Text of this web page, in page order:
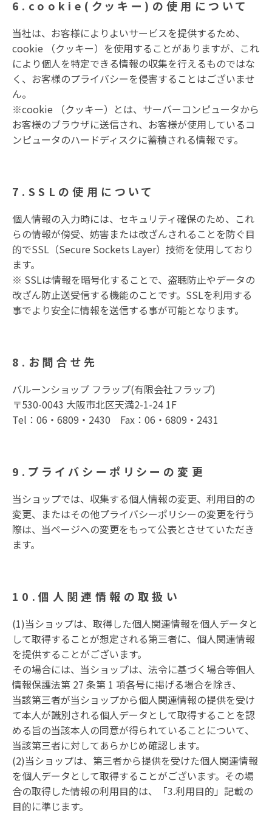
6.cookie(クッキー)の使用について
当社は、お客様によりよいサービスを提供するため、
cookie （クッキー）を使用することがありますが、これ
により個人を特定できる情報の収集を行えるものではな
く、お客様のプライバシーを侵害することはございませ
ん。
※cookie （クッキー）とは、サーバーコンピュータから
お客様のブラウザに送信され、お客様が使用しているコ
ンピュータのハードディスクに蓄積される情報です。
7.SSLの使用について
個人情報の入力時には、セキュリティ確保のため、これ
らの情報が傍受、妨害または改ざんされることを防ぐ目
的でSSL（Secure Sockets Layer）技術を使用しており
ます。
※ SSLは情報を暗号化することで、盗聴防止やデータの
改ざん防止送受信する機能のことです。SSLを利用する
事でより安全に情報を送信する事が可能となります。
8.お問合せ先
バルーンショップ フラップ(有限会社フラップ)
〒530-0043 大阪市北区天満2-1-24 1F
Tel：06・6809・2430 Fax：06・6809・2431
9.プライバシーポリシーの変更
当ショップでは、収集する個人情報の変更、利用目的の
変更、またはその他プライバシーポリシーの変更を行う
際は、当ページへの変更をもって公表とさせていただき
ます。
10.個人関連情報の取扱い
(1)当ショップは、取得した個人関連情報を個人データと
して取得することが想定される第三者に、個人関連情報
を提供することがございます。
その場合には、当ショップは、法令に基づく場合等個人
情報保護法第 27 条第 1 項各号に掲げる場合を除き、
当該第三者が当ショップから個人関連情報の提供を受け
て本人が識別される個人データとして取得することを認
める旨の当該本人の同意が得られていることについて、
当該第三者に対してあらかじめ確認します。
(2)当ショップは、第三者から提供を受けた個人関連情報
を個人データとして取得することがございます。その場
合の取得した情報の利用目的は、「3.利用目的」記載の
目的に準じます。